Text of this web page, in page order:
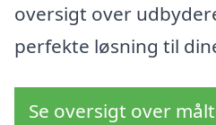
oversigt over
perfekte løsning til
Se oversigt over